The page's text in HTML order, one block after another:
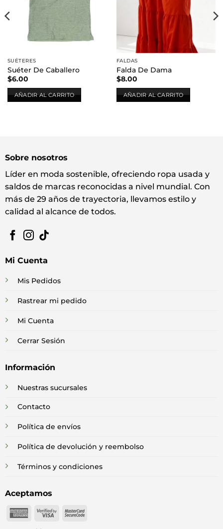
SUÉTERES
Suéter De Caballero
$6.00
AÑADIR AL CARRITO
FALDAS
Falda De Dama
$8.00
AÑADIR AL CARRITO
Sobre nosotros
Líder en moda sostenible, ofreciendo ropa usada y
saldos de marcas reconocidas a nivel mundial. Con
más de 29 años de trayectoria, llevamos estilo y
calidad al alcance de todos.
Mi Cuenta
Mis Pedidos
Rastrear mi pedido
Mi Cuenta
Cerrar Sesión
Información
Nuestras sucursales
Contacto
Política de envíos
Política de devolución y reembolso
Términos y condiciones
Aceptamos
American
Visa
MasterCard